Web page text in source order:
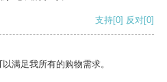
支持[0] 反对[0]
满足我所有的购物需求。